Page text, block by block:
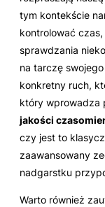
tym kontekście
kontrolować
sprawdzania
na tarczę
konkretny ruch,
który wprowadza
jakości
czy jest to
zaawansowany
nadgarstku
Warto również